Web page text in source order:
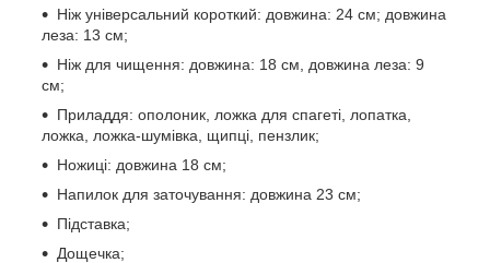
Ніж універсальний короткий: довжина: 24 см; довжина
леза: 13 см;
Ніж для чищення: довжина: 18 см, довжина леза: 9
см;
Приладдя: ополоник, ложка для спагеті, лопатка,
ложка, ложка-шумівка, щипці, пензлик;
Ножиці: довжина 18 см;
Напилок для заточування: довжина 23 см;
Підставка;
Дощечка;